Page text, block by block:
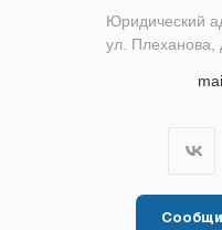
Юридический
ул. Плеханова,